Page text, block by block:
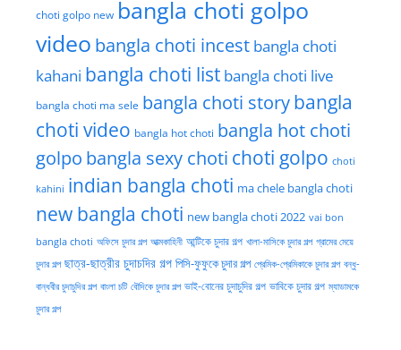
choti golpo new bangla choti golpo
video bangla choti incest bangla choti
kahani bangla choti list bangla choti live
bangla choti ma sele bangla choti storybangla
choti video bangla hot choti bangla hot choti
golpo bangla sexy choti choti golpo choti
kahini indian bangla choti ma chele bangla choti
new bangla choti new bangla choti 2022 vai bon
bangla choti অফিসে চুদার গল্প আত্মকাহিনী আন্টিকে চুদার গল্প খালা-মাসিকে চুদার গল্প গ্রামের মেয়ে
চুদার গল্প ছাত্র-ছাত্রীর চুদাচদির গল্প পিসি-ফুফুকে চুদার গল্প প্রেমিক-প্রেমিকাকে চুদার গল্প বন্ধু-
বান্ধবীর চুদাচুদির গল্প বাংলা চটি বৌদিকে চুদার গল্প ভাই-বোনের চুদাচুদির গল্প ভাবিকে চুদার গল্প ম্যাডামকে
চুদার গল্প